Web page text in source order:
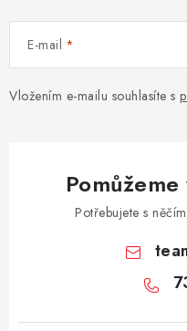
E-mail
Vložením e-mailu souhlasíte s
Potřebujete s